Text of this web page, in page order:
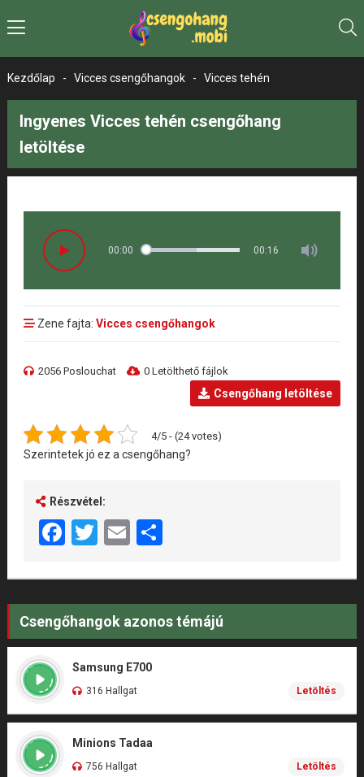
Kezdőlap - Vicces csengőhangok - Vicces tehén
Ingyenes Vicces tehén csengőhang
letöltése
00:00 00:16
Zene fajta: Vicces csengőhangok
2056 Poslouchat 0 Letölthető fájlok
Csengőhang letöltése
4/5 - (24 votes)
Szerintetek jó ez a csengőhang?
Részvétel:
Facebook
Twitter
EmailShare
Csengőhangok azonos témájú
Samsung E700
316 Hallgat Letöltés
Minions Tadaa
756 Hallgat Letöltés